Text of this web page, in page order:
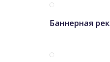
Баннерная